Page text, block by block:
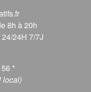
8h à 20h
24H 7/7J
*
local)